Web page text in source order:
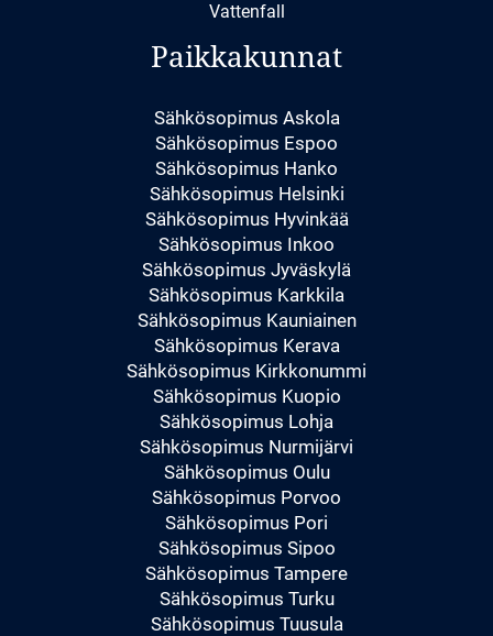
Vattenfall
Paikkakunnat
Sähkösopimus Askola
Sähkösopimus Espoo
Sähkösopimus Hanko
Sähkösopimus Helsinki
Sähkösopimus Hyvinkää
Sähkösopimus Inkoo
Sähkösopimus Jyväskylä
Sähkösopimus Karkkila
Sähkösopimus Kauniainen
Sähkösopimus Kerava
Sähkösopimus Kirkkonummi
Sähkösopimus Kuopio
Sähkösopimus Lohja
Sähkösopimus Nurmijärvi
Sähkösopimus Oulu
Sähkösopimus Porvoo
Sähkösopimus Pori
Sähkösopimus Sipoo
Sähkösopimus Tampere
Sähkösopimus Turku
Sähkösopimus Tuusula